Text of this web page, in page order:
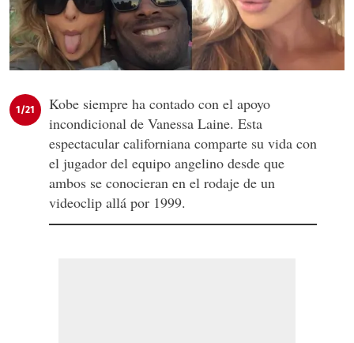
1/21
Kobe siempre ha contado con el apoyo
incondicional de Vanessa Laine. Esta
espectacular californiana comparte su vida con
el jugador del equipo angelino desde que
ambos se conocieran en el rodaje de un
videoclip allá por 1999.